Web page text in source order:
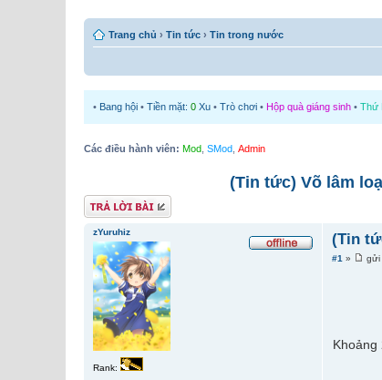
Trang chủ › Tin tức › Tin trong nước
• Bang hội • Tiền mặt: 0 Xu • Trò chơi • Hộp quà giáng sinh • Thứ
Các điều hành viên: Mod SMod Admin
(Tin tức) Võ lâm
Gửi bài trả lời
(Tin
#1 »
zYuruhiz
Rank: